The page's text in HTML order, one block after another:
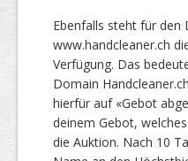
Ebenfalls steht für den
www.handcleaner.ch
Verfügung. Das
Domain
hierfür auf «Gebot
deinem Gebot,
die Auktion. Nach 10